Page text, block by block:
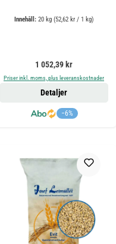
Innehåll: 20 kg (52,62 kr / 1 kg)
Ordinarie pris:
1 052,39 kr
Priser inkl. moms, plus leveranskostnader
−6%
Detaljer